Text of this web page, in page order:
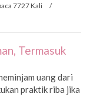
7727 Kali
/
Termasuk
uang dari
praktik riba jika